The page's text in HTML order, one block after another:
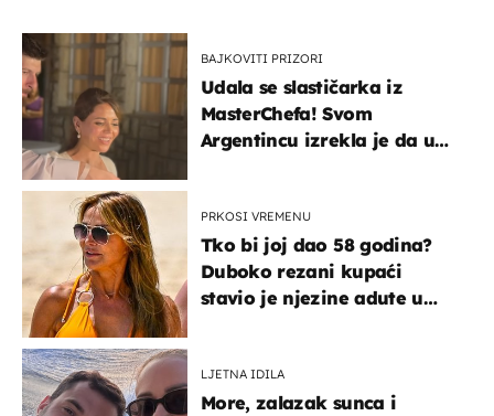
BAJKOVITI PRIZORI
Udala se slastičarka iz
MasterChefa! Svom
Argentincu izrekla je da u
PRKOSI VREMENU
Tko bi joj dao 58 godina?
Duboko rezani kupaći
stavio je njezine adute u
LJETNA IDILA
More, zalazak sunca i